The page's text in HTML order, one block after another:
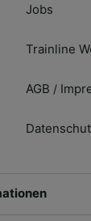
Jobs
Trainline
AGB /